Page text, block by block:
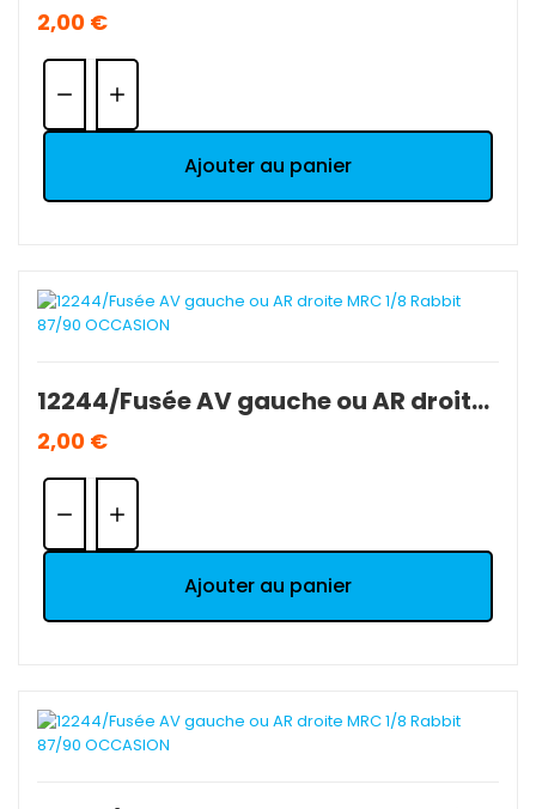
2,00 €
Quantité:
Ajouter au panier
12244/Fusée AV gauche ou AR droite MRC 1/8 Rabbit 87/90 OCCASION
2,00 €
Quantité:
Ajouter au panier